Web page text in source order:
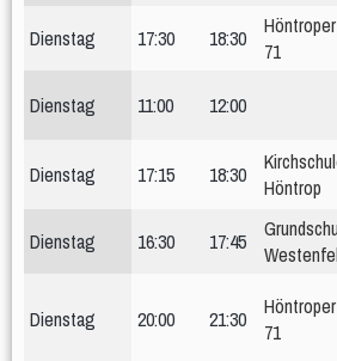
Dienstag 17:30 18:30
71
Dienstag 11:00 12:00
Dienstag 17:15 18:30
Höntrop
Dienstag 16:30 17:45
Dienstag 20:00 21:30
71